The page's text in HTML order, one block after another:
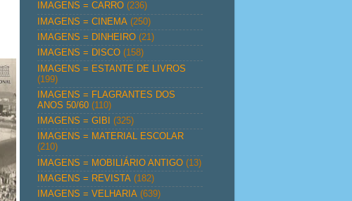
IMAGENS = CARRO (236)
IMAGENS = CINEMA (250)
IMAGENS = DINHEIRO (21)
IMAGENS = DISCO (158)
IMAGENS = ESTANTE DE LIVROS
(199)
IMAGENS = FLAGRANTES DOS
ANOS 50/60 (110)
IMAGENS = GIBI
(325)
IMAGENS = MATERIAL ESCOLAR
(210)
IMAGENS = MOBILIÁRIO ANTIGO (13)
IMAGENS = REVISTA (182)
IMAGENS = VELHARIA (639)